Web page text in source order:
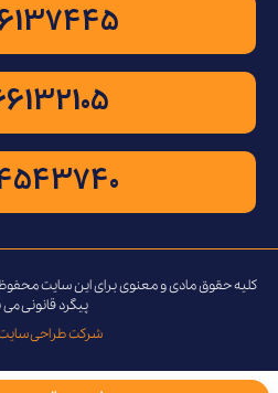
کلیه حقوق مادی و معنوی برای این سایت
پیگرد قانونی
شرکت طراحی